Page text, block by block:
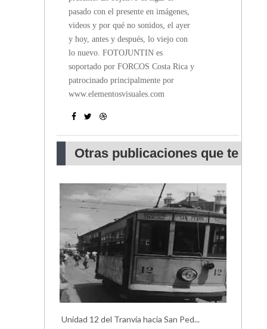
pasado con el presente en imágenes,
videos y por qué no sonidos, el ayer
y hoy, antes y después, lo viejo con
lo nuevo. FOTOJUNTIN es
soportado por FORCOS Costa Rica y
patrocinado principalmente por
www.elementosvisuales.com
Otras publicaciones que te
Unidad 12 del Tranvía hacia San Ped...